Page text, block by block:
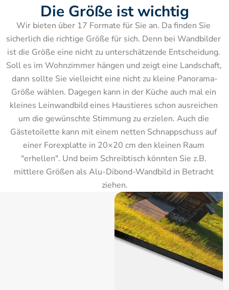
Die Größe ist wichtig
Wir bieten über 17 Formate für Sie an. Da finden Sie
sicherlich die richtige Größe für sich. Denn bei Wandbilder
ist die Größe eine nicht zu unterschätzende Entscheidung.
Soll es im Wohnzimmer hängen und zeigt eine Landschaft,
dann sollte Sie vielleicht eine nicht zu kleine Panorama-
Größe wählen. Dagegen kann in der Küche auch mal ein
kleines Leinwandbild eines Haustieres schon ausreichen
um die gewünschte Stimmung zu erzielen. Auch die
Gästetoilette kann mit einem netten Schnappschuss auf
einer Forexplatte in 20×20 cm den kleinen Raum
"erhellen". Und beim Schreibtisch könnten Sie z.B.
mittlere Größen als Alu-Dibond-Wandbild in Betracht
ziehen.